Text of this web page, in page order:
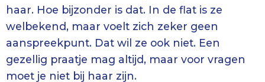
haar. Hoe bijzonder is dat. In de flat is ze
welbekend, maar voelt zich zeker geen
aanspreekpunt. Dat wil ze ook niet. Een
gezellig praatje mag altijd, maar voor vragen
moet je niet bij haar zijn.